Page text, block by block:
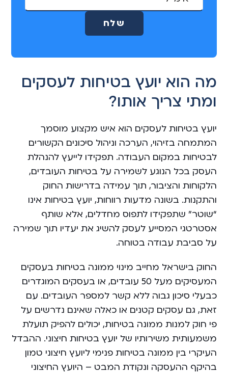
l
e
r
a
t
i
v
e
:
מה הוא יועץ בטיחות לעסקים
ומתי צריך אותו?
יועץ בטיחות לעסקים הוא איש מקצוע מוסמך
המתמחה בזיהוי, הערכה וניהול סיכונים הקשורים
לבטיחות במקום העבודה. תפקידו לייעץ להנהלת
העסק בכל הנוגע לשמירה על בטיחות העובדים,
הלקוחות והציבור, תוך עמידה בדרישות החוק
והתקנות. בשונה מדעות רווחות, יועץ בטיחות אינו
“שוטר” שתפקידו לתפוס מחדלים, אלא שותף
אסטרטגי המסייע לעסק להשיג את יעדיו תוך שמירה
על סביבת עבודה בטוחה.
החוק בישראל מחייב מינוי ממונה בטיחות בעסקים
המעסיקים מעל 50 עובדים, או בעסקים המוגדרים
כבעלי סיכון גבוה ללא קשר למספר העובדים. עם
זאת, גם עסקים קטנים או כאלה שאינם נדרשים על
פי חוק למנות ממונה בטיחות, יכולים להפיק תועלת
משמעותית משירותיו של יועץ בטיחות חיצוני. ההבדל
העיקרי בין ממונה בטיחות פנימי ליועץ חיצוני טמון
בהיקף ההעסקה ונקודת המבט – היועץ החיצוני